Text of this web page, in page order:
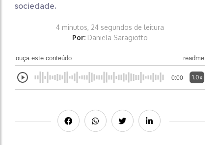
sociedade.
4 minutos, 24 segundos de leitura
Por: Daniela Saragiotto
ouça este conteúdo readme
0:00 1.0x